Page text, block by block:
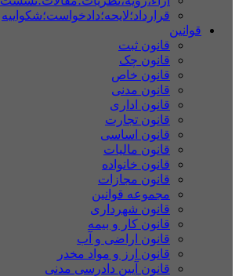
قرارداد؛لایحه؛دادخواست؛شکواییه
قوانین
قانون ثبت
قانون چک
قانون خاص
قانون مدنی
قانون اداری
قانون تجارت
قانون اساسی
قانون مالیات
قانون خانواده
قانون مجازات
مجموعه قوانین
قانون شهرداری
قانون کار و بیمه
قانون اراضی و آب
قانون ارز و مواد مخدر
قانون آیین دادرسی مدنی